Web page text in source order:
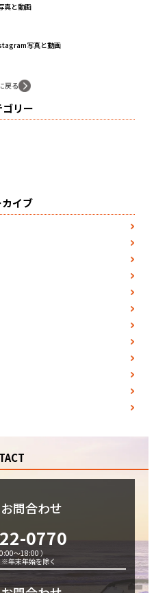
リー
カイブ
真と動画
写真と動画
戻る
問合わせ
0770
～18:00 ）
年末年始を除く